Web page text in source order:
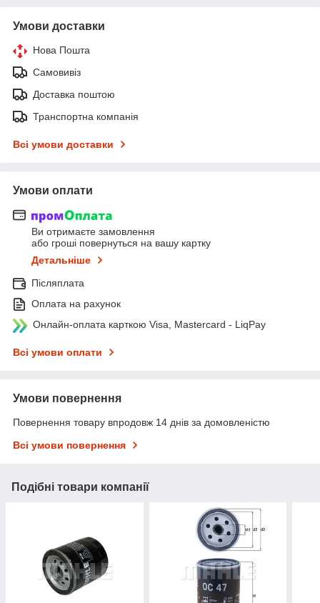
Умови доставки
Нова Пошта
Самовивіз
Доставка поштою
Транспортна компанія
Всі умови доставки
Умови оплати
Ви отримаєте замовлення
або гроші повернуться на вашу картку
Детальніше
Післяплата
Оплата на рахунок
Онлайн-оплата карткою Visa, Mastercard - LiqPay
Всі умови оплати
Умови повернення
Повернення товару впродовж 14 днів за домовленістю
Всі умови повернення
Подібні товари компанії